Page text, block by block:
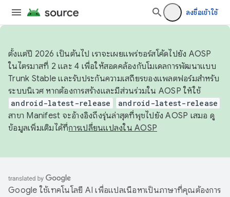
ลงชื่อเข้าใช้
ตั้งแต่ปี 2026 เป็นต้นไป เราจะเผยแพร่ซอร์สโค้ดไปยัง AOSP
ในไตรมาสที่ 2 และ 4 เพื่อให้สอดคล้องกับโมเดลการพัฒนาแบบ
Trunk Stable และรับประกันความเสถียรของแพลตฟอร์มสำหรับ
ระบบนิเวศ หากต้องการสร้างและมีส่วนร่วมใน AOSP ให้ใช้
android-latest-release android-latest-release
สาขา Manifest จะอ้างอิงถึงรุ่นล่าสุดที่พุชไปยัง AOSP เสมอ ดู
ข้อมูลเพิ่มเติมได้ที่การเปลี่ยนแปลงใน AOSP
Google ใช้เทคโนโลยี AI เพื่อแปลเนื้อหาเป็นภาษาที่คุณต้องการ